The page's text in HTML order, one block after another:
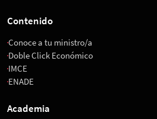
Contenido
Conoce a tu ministro/a
Doble Click Económico
IMCE
ENADE
Academia